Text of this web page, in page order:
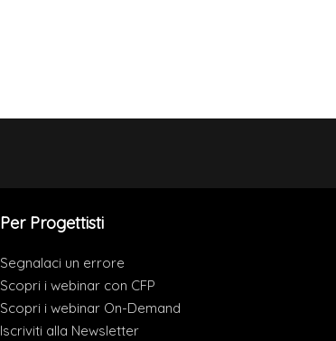
Per Progettisti
Segnalaci un errore
Scopri i webinar con CFP
Scopri i webinar On-Demand
Iscriviti alla Newsletter